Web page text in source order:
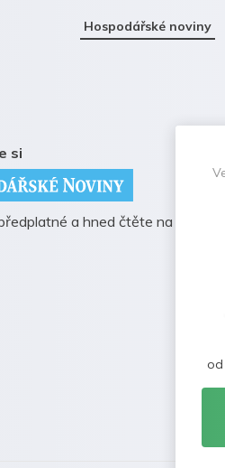
Hospodářské noviny
si
a hned čtěte na
od